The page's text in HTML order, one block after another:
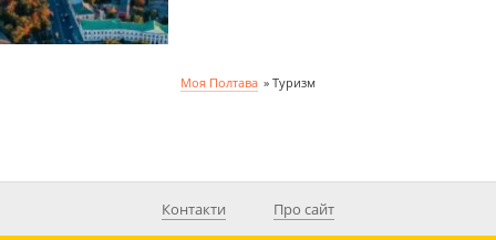
Моя Полтава » Туризм
Контакти Про сайт